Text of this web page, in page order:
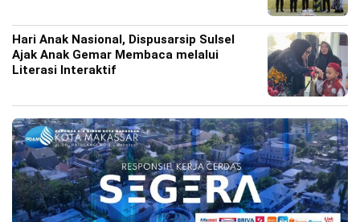
Hari Anak Nasional, Dispusarsip Sulsel
Ajak Anak Gemar Membaca melalui
Literasi Interaktif